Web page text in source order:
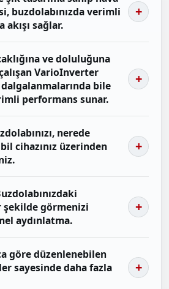
buzdolabınızda verimli
sağlar.
ve doluluğuna
VarioInverter
bile
performans sunar.
nerede
cihazınız üzerinden
görmenizi
aydınlatma.
göre düzenlenebilen
sayesinde daha fazla